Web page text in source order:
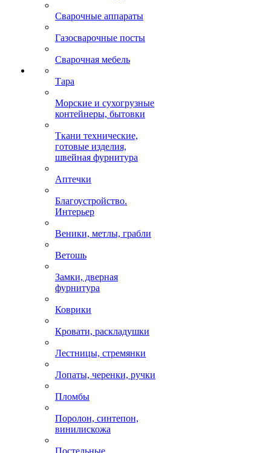
Сварочные аппараты
Газосварочные посты
Сварочная мебель
Тара
Морские и сухогрузные
контейнеры, бытовки
Ткани технические,
готовые изделия,
швейная фурнитура
Аптечки
Благоустройство.
Интерьер
Веники, метлы, грабли
Ветошь
Замки, дверная
фурнитура
Коврики
Кровати, раскладушки
Лестницы, стремянки
Лопаты, черенки, ручки
Пломбы
Поролон, синтепон,
винилискожа
Постельные